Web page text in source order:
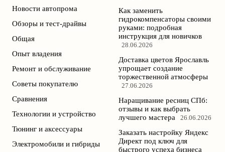
Новости автопрома
Обзоры и тест-драйвы
Общая
Опыт владения
Ремонт и обслуживание
Советы покупателю
Сравнения
Технологии и устройство
Тюнинг и аксессуары
Электромобили и гибриды
Как заменить
гидрокомпенсаторы своими
руками: подробная
инструкция для новичков
28.06.2026
Доставка цветов Ярославль
упрощает создание
торжественной атмосферы
27.06.2026
Наращивание ресниц СПб:
отзывы и как выбрать
лучшего мастера
26.06.2026
Заказать настройку Яндекс
Директ под ключ для
быстрого успеха бизнеса